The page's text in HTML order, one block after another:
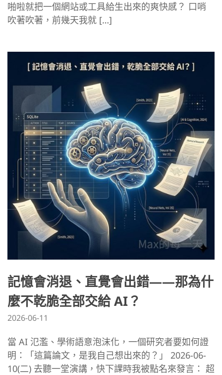
啪啦就把一個網站或工具給生出來的爽快感？ 口哨
吹著吹著，前幾天我就 […]
記憶會消退、直覺會出錯——那為什
麼不乾脆全部交給 AI？
2026-06-11
當 AI 氾濫、學術語意泡沫化，一個研究者要如何證
明：「這篇論文，是我自己想出來的？」 2026-06-
10(二) 去聽一堂演講，快下課時我被點名來發言： 超